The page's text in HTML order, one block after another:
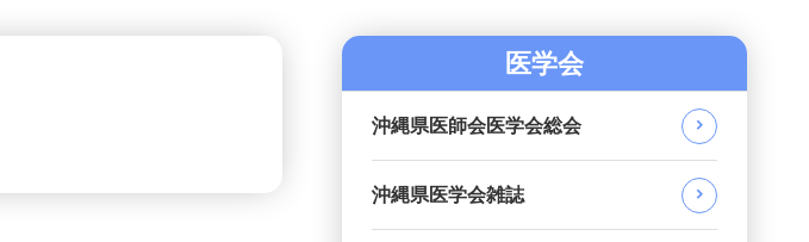
医学会
沖縄県医師会医学会総会
沖縄県医学会雑誌